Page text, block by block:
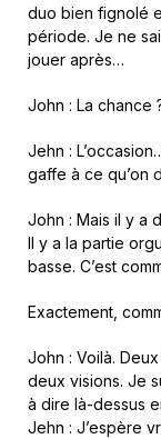
duo bien fignolé
période. Je ne
jouer après…
John : La chance
Jehn :
gaffe à ce qu’on
John : Mais il y a
Il y a la partie
basse. C’est
Exactement,
John : Voilà.
deux visions. Je
à dire là-dessus
Jehn : J’espère